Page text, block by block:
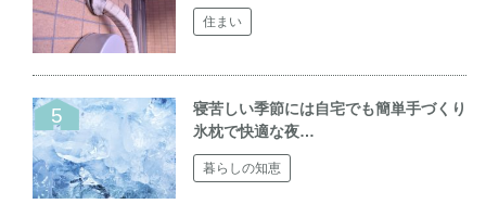
住まい
寝苦しい季節には自宅でも簡単手づくり
氷枕で快適な夜…
暮らしの知恵